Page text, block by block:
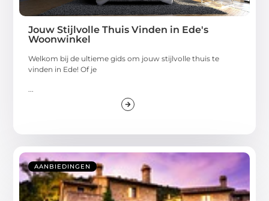
Jouw Stijlvolle Thuis Vinden in Ede's
Woonwinkel
Welkom bij de ultieme gids om jouw stijlvolle thuis te
vinden in Ede! Of je
AANBIEDINGEN